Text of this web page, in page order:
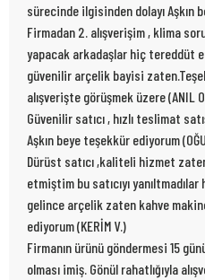
sürecinde ilgisinden dolayı Aşkın
Firmadan 2. alışverişim , klima
yapacak arkadaşlar hiç tereddüt
güvenilir arçelik bayisi
alışverişte görüşmek üzere (ANIL
Güvenilir satıcı , hızlı teslimat
Aşkın beye teşekkür ediyorum
Dürüst satıcı ,kaliteli hizmet
etmiştim bu satıcıyı
gelince arçelik zaten kahve
ediyorum (KERİM V.)
Firmanın ürünü göndermesi 15
olması imiş. Gönül rahatlığıyla